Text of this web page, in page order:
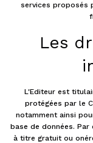
services proposés
Les
L'Editeur est
protégées par le
notamment ainsi
base de données.
à titre gratuit ou